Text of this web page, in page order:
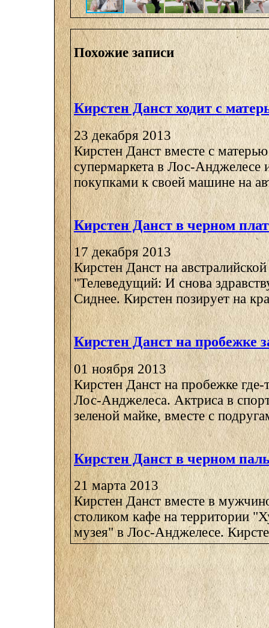
Похожие записи
Кирстен Данст ходит с
23 декабря 2013
Кирстен Данст вместе с
супермаркета в Лос-Анджелесе
покупками к своей машине на
Кирстен Данст в черном
17 декабря 2013
Кирстен Данст на
"Телеведущий: И снова
Сиднее. Кирстен позирует на
Кирстен Данст на пробежке
01 ноября 2013
Кирстен Данст на пробежке где-
Лос-Анджелеса. Актриса в
зеленой майке, вместе с
Кирстен Данст в черном
21 марта 2013
Кирстен Данст вместе в
столиком кафе на территории
музея" в Лос-Анджелесе.